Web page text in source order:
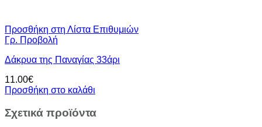
Προσθήκη στη Λίστα Επιθυμιών
Γρ. Προβολή
Δάκρυα της Παναγίας 33άρι
11.00€
Προσθήκη στο καλάθι
Σχετικά προϊόντα